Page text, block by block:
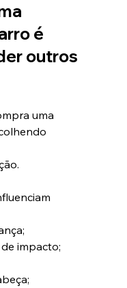
é
outros
uma
impacto;